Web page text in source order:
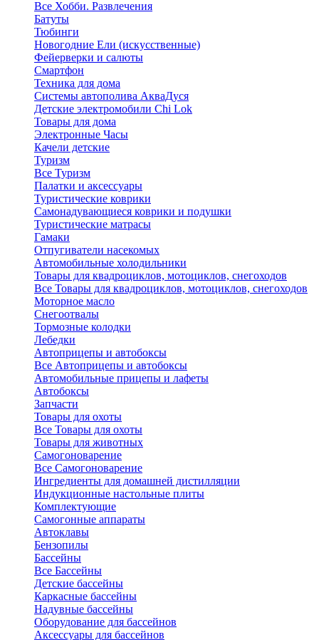
Все Хобби. Развлечения
Батуты
Тюбинги
Новогодние Ели (искусственные)
Фейерверки и салюты
Смартфон
Техника для дома
Системы автополива АкваДуся
Детские электромобили Chi Lok
Товары для дома
Электронные Часы
Качели детские
Туризм
Все Туризм
Палатки и аксессуары
Туристические коврики
Самонадувающиеся коврики и подушки
Туристические матрасы
Гамаки
Отпугиватели насекомых
Автомобильные холодильники
Товары для квадроциклов, мотоциклов, снегоходов
Все Товары для квадроциклов, мотоциклов, снегоходов
Моторное масло
Снегоотвалы
Тормозные колодки
Лебедки
Автоприцепы и автобоксы
Все Автоприцепы и автобоксы
Автомобильные прицепы и лафеты
Автобоксы
Запчасти
Товары для охоты
Все Товары для охоты
Товары для животных
Самогоноварение
Все Самогоноварение
Ингредиенты для домашней дистилляции
Индукционные настольные плиты
Комплектующие
Самогонные аппараты
Автоклавы
Бензопилы
Бассейны
Все Бассейны
Детские бассейны
Каркасные бассейны
Надувные бассейны
Оборудование для бассейнов
Аксессуары для бассейнов